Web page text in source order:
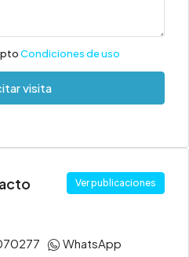
Condiciones de uso
visita
Ver publicaciones
WhatsApp